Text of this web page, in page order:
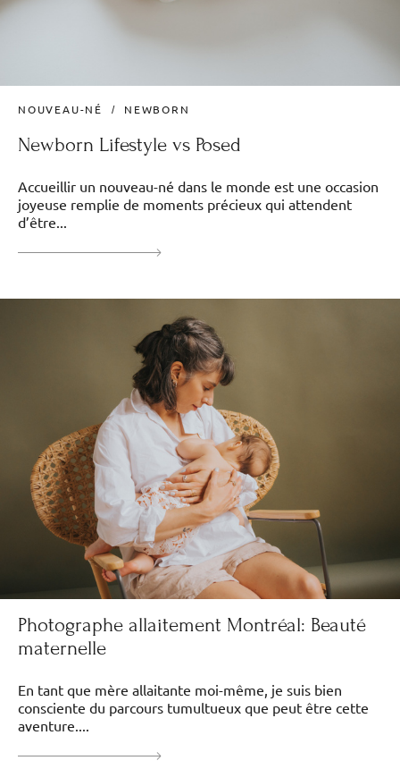
NOUVEAU-NÉ NEWBORN
Newborn Lifestyle vs Posed
Accueillir un nouveau-né dans le monde est une occasion
joyeuse remplie de moments précieux qui attendent
d’être...
Photographe allaitement Montréal: Beauté
maternelle
En tant que mère allaitante moi-même, je suis bien
consciente du parcours tumultueux que peut être cette
aventure....